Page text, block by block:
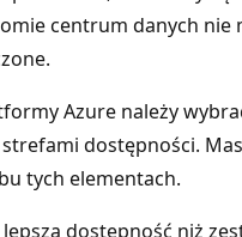
centrum danych nie
Azure należy
dostępności.
tych elementach.
dostępność niż